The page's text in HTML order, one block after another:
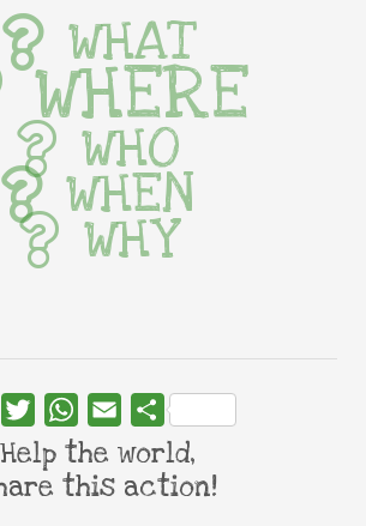
WHAT
WHERE
WHO
WHEN
WHY
FacebookTwitterWhatsApp
Email Share
Help the world,
this action!